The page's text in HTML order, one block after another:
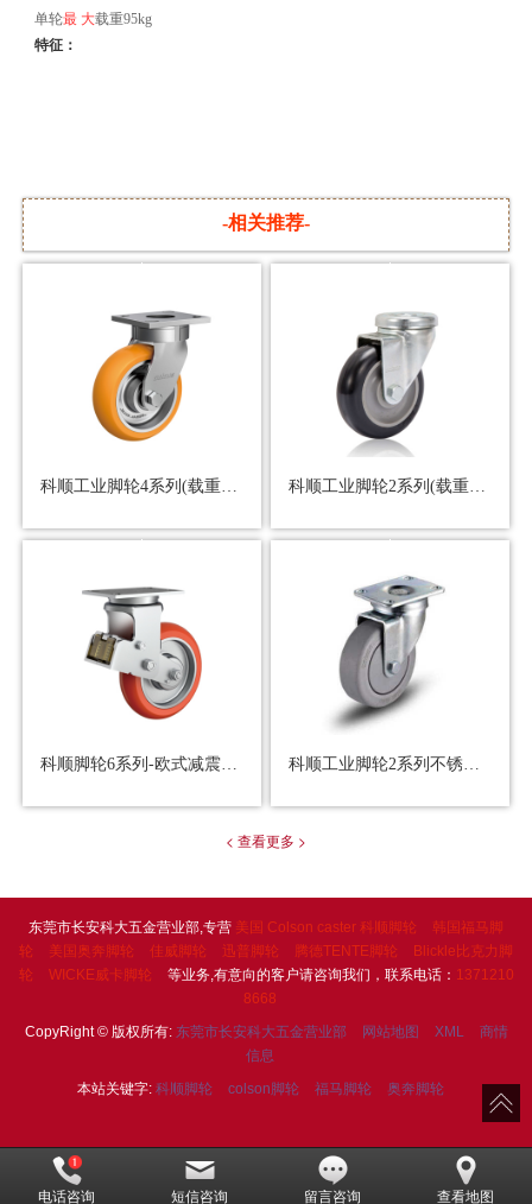
单轮最 大载重95kg
特征：
-相关推荐-
科顺工业脚轮4系列(载重560kg） 科顺工业脚轮2系列(载重136kg）
< 查看更多 >
东莞市长安科大五金营业部,专营 美国 Colson caster 科顺脚轮
韩国福马脚
轮
美国奥奔脚轮 佳威脚轮 迅普脚轮 腾德TENTE脚轮
Blickle比克力脚
轮
WICKE威卡脚轮 等业务,有意向的客户请咨询我们，联系电话： 1371210
8668
CopyRight © 版权所有: 东莞市长安科大五金营业部 网站地图 XML
商情
信息
本站关键字: 科顺脚轮 colson脚轮 福马脚轮 奥奔脚轮
电话咨询 短信咨询 留言咨询 查看地图